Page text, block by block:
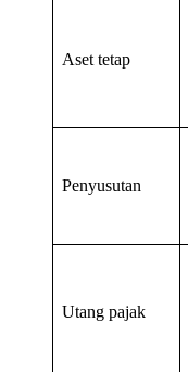
Aset tetap
Penyusutan
Utang pajak